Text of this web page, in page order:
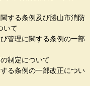
する条例及び勝山市消防
いて
管理に関する条例の一部
制定について
る条例の一部改正につい